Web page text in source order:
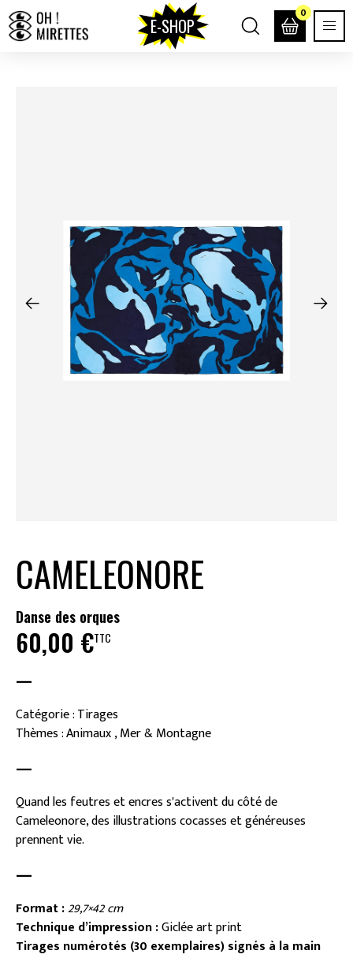
E-SHOP
0
CAMELEONORE
Danse des orques
60,00 €TTC
—
Catégorie : Tirages
Thèmes : Animaux , Mer & Montagne
—
Quand les feutres et encres s'activent du côté de
Cameleonore, des illustrations cocasses et généreuses
prennent vie.
—
Format :29,7×42 cm
Technique d’impression :Giclée art print
Tirages numérotés (30 exemplaires) signés à la main